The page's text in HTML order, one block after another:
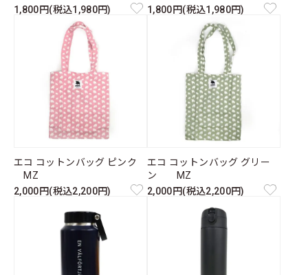
1,800円(税込1,980円)
1,800円(税込1,980円)
エコ コットンバッグ ピンク
MZ
2,000円(税込2,200円)
エコ コットンバッグ グリー
ン MZ
2,000円(税込2,200円)